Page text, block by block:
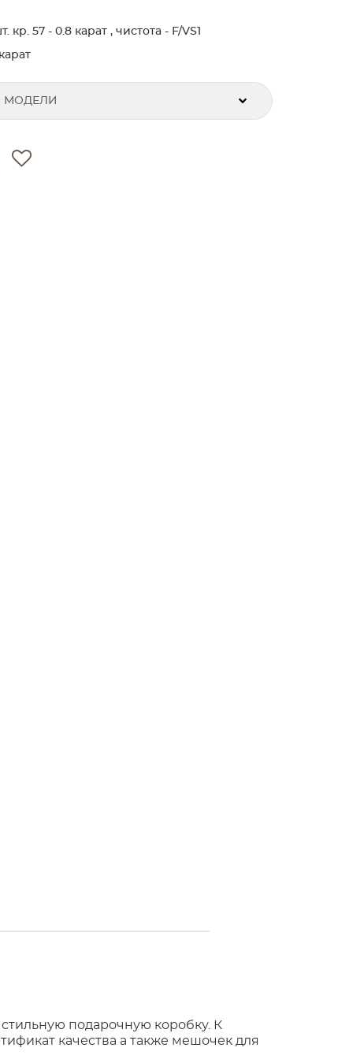
кр. 57 - 0.8 карат , чистота - F/VS1
МОДЕЛИ
подарочную коробку. К
качества а также мешочек для